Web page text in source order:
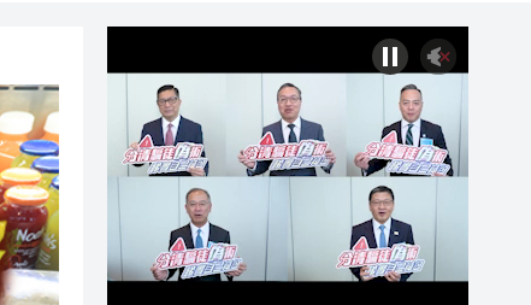
23:21
22:57
22:46
22:22
22:13